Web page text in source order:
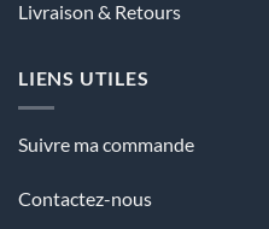
Livraison & Retours
LIENS UTILES
Suivre ma commande
Contactez-nous